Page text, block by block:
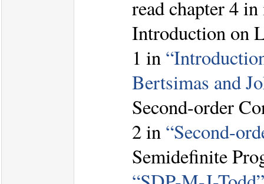
read chapter 4
Introduction on
1 in
Bertsimas and
Second-order
2 in “Second-
Semidefinite